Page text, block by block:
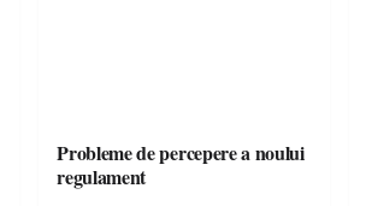
Probleme de percepere a noului
regulament